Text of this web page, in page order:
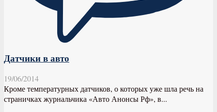
Датчики в авто
19/06/2014
Кроме температурных датчиков, о которых уже шла речь на
страничках журнальчика «Авто Анонсы Рф», в...